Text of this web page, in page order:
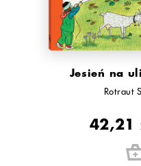
Jesień na
Rotraut
42,21